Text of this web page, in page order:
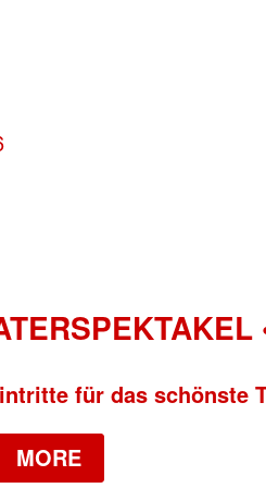
für das schönste
MORE